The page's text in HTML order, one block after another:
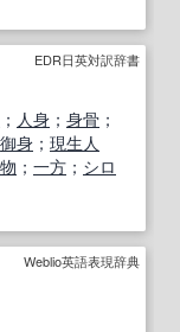
EDR日英対訳辞書
； 人身 ； 身骨 ；
御身 ； 現生人
； 一方 ； シロ
Weblio英語表現辞典